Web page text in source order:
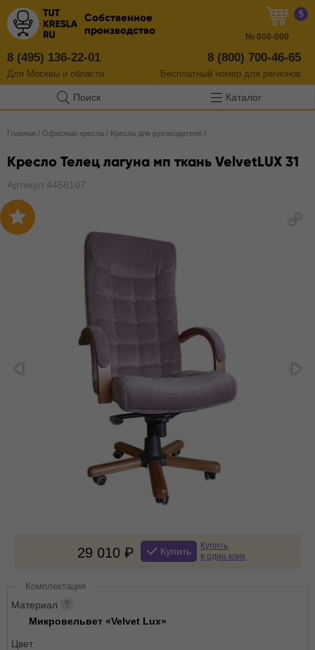
Собственное
производство
8 (495) 136-22-01
Для Москвы и области
8 (800) 700-46-65
Бесплатный номер для регионов
5
№ 000-000
Поиск Каталог
Главная / Офисные кресла / Кресла для руководителя /
Кресло Телец лагуна мп ткань VelvetLUX 31
Артикул 4458107
29 010 Купить
Купить
в один клик
Комплектация
Материал
Микровельвет «Velvet Lux»
Цвет